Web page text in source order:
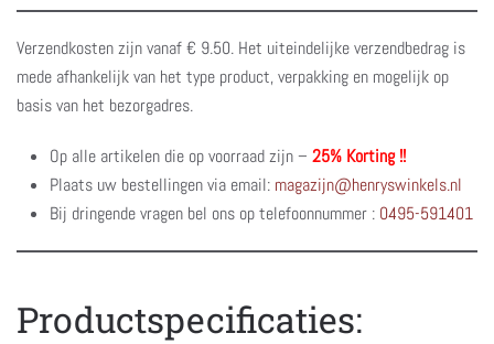
Verzendkosten zijn vanaf € 9.50. Het uiteindelijke verzendbedrag is
mede afhankelijk van het type product, verpakking en mogelijk op
basis van het bezorgadres.
Op alle artikelen die op voorraad zijn – 25% Korting !!
Plaats uw bestellingen via email: magazijn@henryswinkels.nl
Bij dringende vragen bel ons op telefoonnummer : 0495-591401
Productspecificaties: